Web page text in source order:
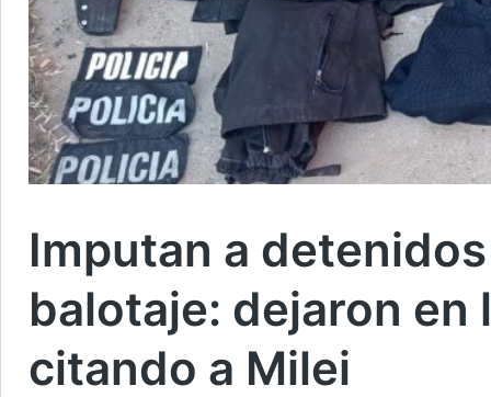
Imputan a
balotaje: dejaron en
citando a Milei